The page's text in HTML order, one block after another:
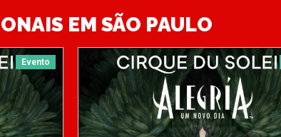
EM SÃO PAULO
Evento